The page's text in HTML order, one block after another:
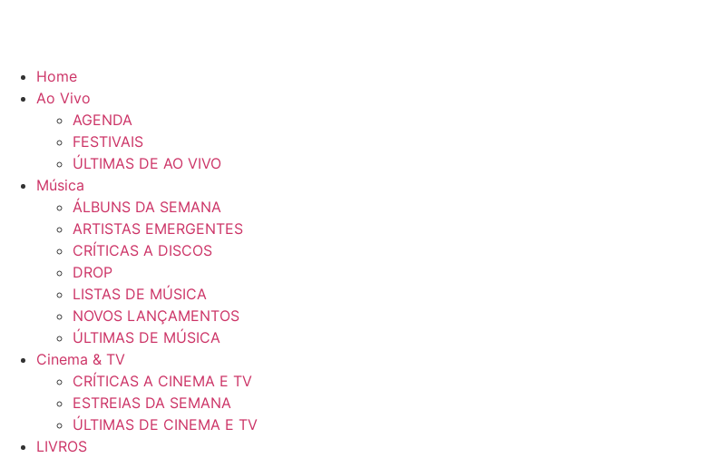
Home
Ao Vivo
AGENDA
FESTIVAIS
ÚLTIMAS DE AO VIVO
Música
ÁLBUNS DA SEMANA
ARTISTAS EMERGENTES
CRÍTICAS A DISCOS
DROP
LISTAS DE MÚSICA
NOVOS LANÇAMENTOS
ÚLTIMAS DE MÚSICA
Cinema & TV
CRÍTICAS A CINEMA E TV
ESTREIAS DA SEMANA
ÚLTIMAS DE CINEMA E TV
LIVROS